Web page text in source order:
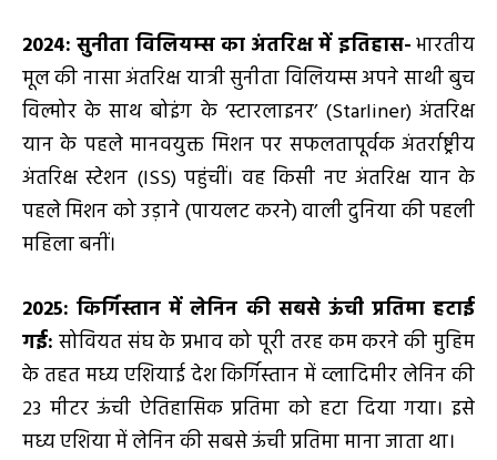
2024: सुनीता विलियम्स का अंतरिक्ष में इतिहास-भारतीय
मूल की नासा अंतरिक्ष यात्री सुनीता विलियम्स अपने साथी बुच
विल्मोर के साथ बोइंग के ‘स्टारलाइनर’ (Starliner) अंतरिक्ष
यान के पहले मानवयुक्त मिशन पर सफलतापूर्वक अंतर्राष्ट्रीय
अंतरिक्ष स्टेशन (ISS) पहुंचीं। वह किसी नए अंतरिक्ष यान के
पहले मिशन को उड़ाने (पायलट करने) वाली दुनिया की पहली
महिला बनीं।
2025: किर्गिस्तान में लेनिन की सबसे ऊंची प्रतिमा हटाई
गई: सोवियत संघ के प्रभाव को पूरी तरह कम करने की मुहिम
के तहत मध्य एशियाई देश किर्गिस्तान में व्लादिमीर लेनिन की
23 मीटर ऊंची ऐतिहासिक प्रतिमा को हटा दिया गया। इसे
मध्य एशिया में लेनिन की सबसे ऊंची प्रतिमा माना जाता था।